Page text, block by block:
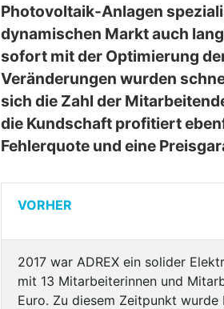
Photovoltaik-Anlagen
dynamischen Markt auch
sofort mit der Optimierung
Veränderungen wurden
sich die Zahl der
die Kundschaft profitiert
Fehlerquote und eine
VORHER
2017 war ADREX ein solider
mit 13 Mitarbeiterinnen und
Euro. Zu diesem Zeitpunkt